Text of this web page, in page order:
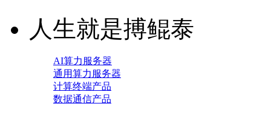
人生就是搏鲲泰
AI算力服务器
通用算力服务器
计算终端产品
数据通信产品